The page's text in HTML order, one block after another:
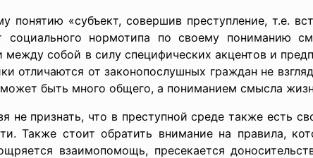
понятию «субъект, совершив преступление, т.е.
социального нормотипа по своему пониманию
между собой в силу специфических акцентов и
отличаются от законопослушных граждан не
может быть много общего, а пониманием смысла
не признать, что в преступной среде также есть
Также стоит обратить внимание на правила,
взаимопомощь, пресекается